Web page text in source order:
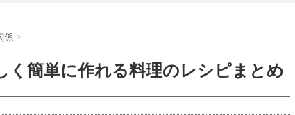
係 >
く簡単に作れる料理のレシピまとめ